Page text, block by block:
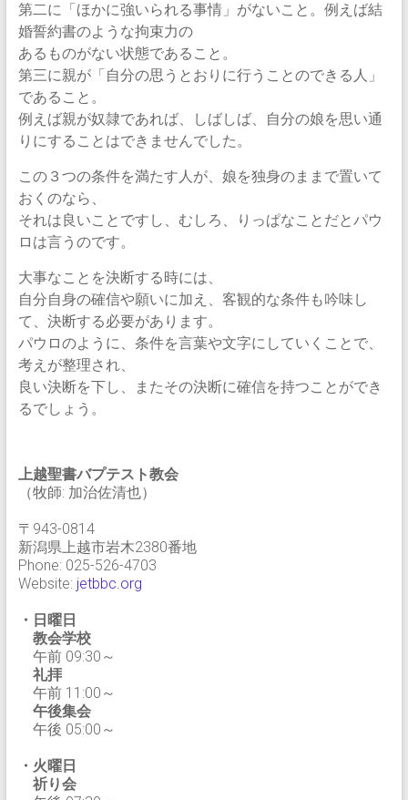
第二に「ほかに強いられる事情」がないこと。例えば結
婚誓約書のような拘束力の
あるものがない状態であること。
第三に親が「自分の思うとおりに行うことのできる人」
であること。
例えば親が奴隷であれば、しばしば、自分の娘を思い通
りにすることはできませんでした。
この３つの条件を満たす人が、娘を独身のままで置いて
おくのなら、
それは良いことですし、むしろ、りっぱなことだとパウ
ロは言うのです。
大事なことを決断する時には、
自分自身の確信や願いに加え、客観的な条件も吟味し
て、決断する必要があります。
パウロのように、条件を言葉や文字にしていくことで、
考えが整理され、
良い決断を下し、またその決断に確信を持つことができ
るでしょう。
上越聖書バプテスト教会
（牧師: 加治佐清也）
〒943-0814
新潟県上越市岩木2380番地
Phone: 025-526-4703
Website: jetbbc.org
・日曜日
教会学校
午前 09:30～
礼拝
午前 11:00～
午後集会
午後 05:00～
・火曜日
祈り会